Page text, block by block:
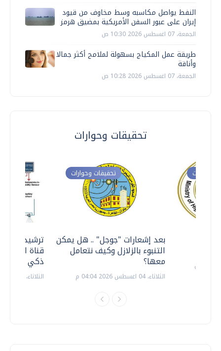
النفط يواصل مكاسبه وسط مخاوف من قيود
إيران على عبور السفن الأمريكية بمضيق هرمز
الجمعة، 07 اغسطس 2026 10:30 ص
طريقة عمل المكياج بسهولة لملامح أكثر جمالا
وأناقة
الجمعة، 07 اغسطس 2026 10:28 ص
تحقيقات وحوارات
ترشيدا
قناة
ذكي
الثلاثاء، 14 يوليو 2026 06:11 م
تحقيقات وحوارات
بعد إشعارات "جوجل" .. هل يمكن
التنبوء بالزلازل وكيف نتعامل
معها؟
الثلاثاء، 04 اغسطس 2026 04:04 م
وحوارات